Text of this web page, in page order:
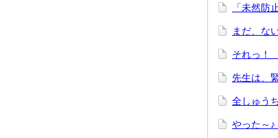
「未然
まだ
それ
先生は、
全しゅ
やった～